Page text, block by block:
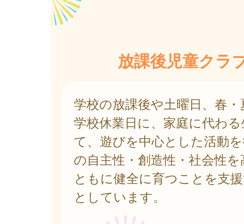
放課後児童クラ
学校の放課後や土曜日、春
学校休業日に、家庭に代わ
て、遊びを中心とした活動
の自主性・創造性・社会性
ともに健全に育つことを支
としています。